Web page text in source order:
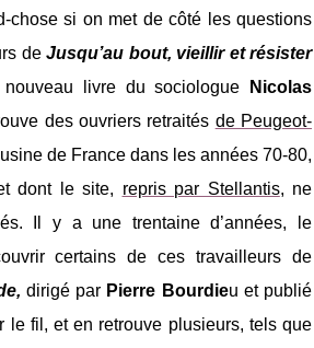
chose si on met de côté les questions
de Jusqu’au bout, vieillir et résister
livre du sociologue
Nicolas
des ouvriers retraités de Peugeot-
de France dans les années 70-80,
dont le site, repris par Stellantis, ne
Il y a une trentaine d’années, le
certains de ces travailleurs de
dirigé par Pierre Bourdieu et publié
fil, et en retrouve plusieurs, tels que